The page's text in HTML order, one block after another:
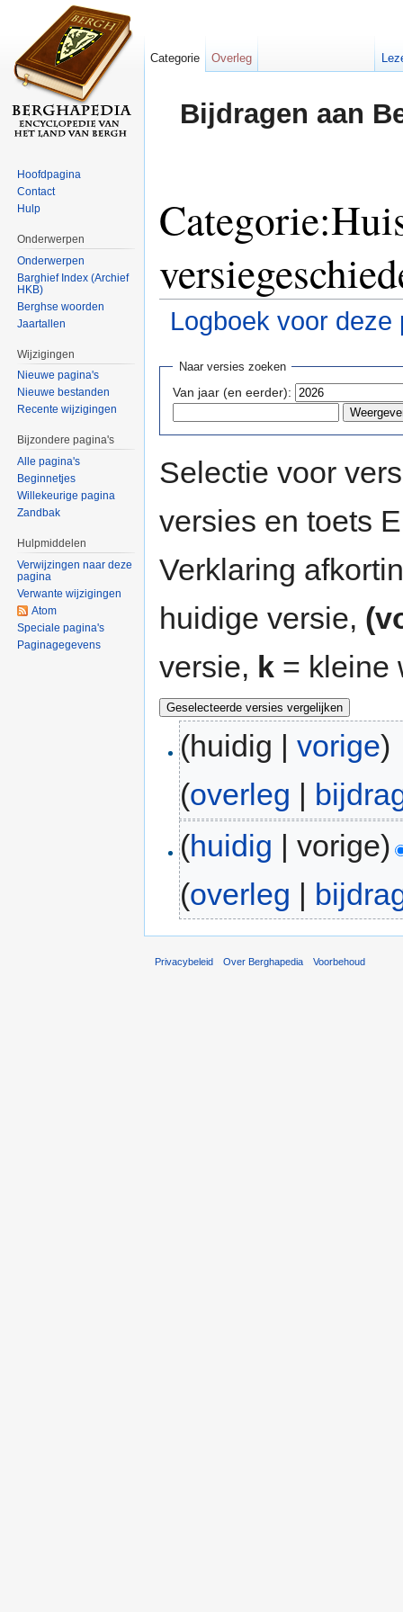
Bijdragen aan
Logboek voor deze
Naar versies zoeken
Van jaar (en eerder):
Selectie voor
versies en toets
Verklaring
huidige versie,
versie, k = kleine
(huidig |vorige)
(overleg |
(huidig | vorige)
(overleg
Categorie Overleg
Hoofdpagina
Contact
Hulp
Onderwerpen
Onderwerpen
Barghief Index (Archief
HKB)
Berghse woorden
Jaartallen
Wijzigingen
Nieuwe pagina's
Nieuwe bestanden
Recente wijzigingen
Bijzondere pagina's
Alle pagina's
Beginnetjes
Willekeurige pagina
Zandbak
Hulpmiddelen
Verwijzingen naar deze
pagina
Verwante wijzigingen
Atom
Speciale pagina's
Paginagegevens
Privacybeleid Over Berghapedia Voorbehoud